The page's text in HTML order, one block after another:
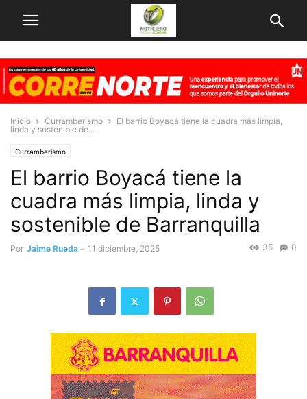
Inicio Curramberismo
El barrio Boyacá tiene la cuadra más limpia,
linda y sostenible de...
Curramberismo
El barrio Boyacá tiene la
cuadra más limpia, linda y
sostenible de Barranquilla
Por Jaime Rueda - 11 diciembre, 2025 0
35